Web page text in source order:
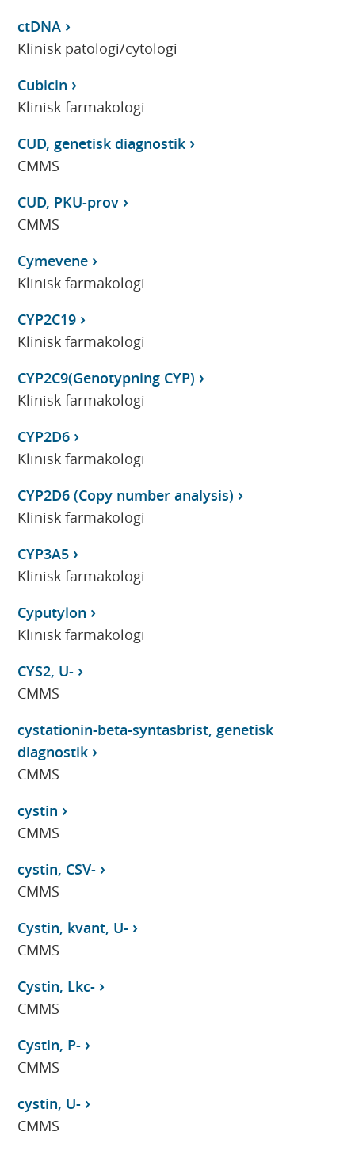
ctDNA
Klinisk patologi/cytologi
Cubicin
Klinisk farmakologi
CUD, genetisk diagnostik
CMMS
CUD, PKU-prov
CMMS
Cymevene
Klinisk farmakologi
CYP2C19
Klinisk farmakologi
CYP2C9(Genotypning CYP)
Klinisk farmakologi
CYP2D6
Klinisk farmakologi
CYP2D6 (Copy number analysis)
Klinisk farmakologi
CYP3A5
Klinisk farmakologi
Cyputylon
Klinisk farmakologi
CYS2, U-
CMMS
cystationin-beta-syntasbrist, genetisk
diagnostik
CMMS
cystin
CMMS
cystin, CSV-
CMMS
Cystin, kvant, U-
CMMS
Cystin, Lkc-
CMMS
Cystin, P-
CMMS
cystin, U-
CMMS